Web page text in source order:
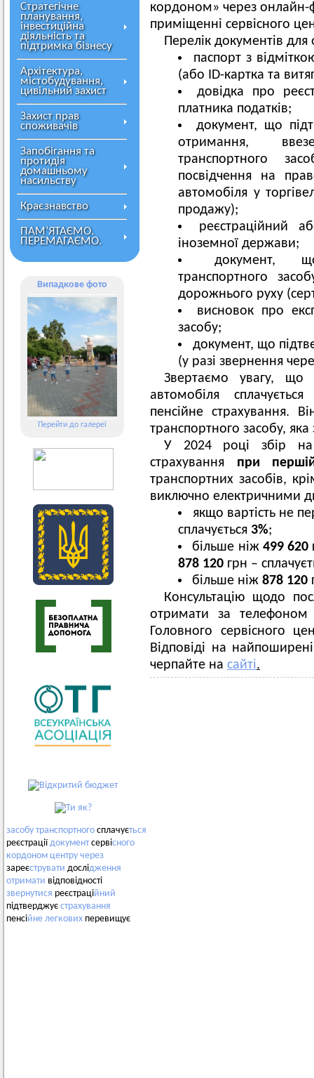
Стратегічне
планування,
інвестиційна
діяльність та
підтримка бізнесу
Архітектура,
містобудування,
цивільний захист
Захист прав
споживачів
Запобігання та
протидія
домашньому
насильству
Краєзнавство
ПАМ’ЯТАЄМО.
ПЕРЕМАГАЄМО.
Випадкове фото
Перейти до галереї
засобу транспортного сплачується
реєстраціїдокументсервісного
кордоном центру через
зареєструвати дослідження
отримати відповідності
звернутися реєстраційний
підтверджує страхування
пенсійне легкових перевищує
кордоном» через онлайн-
приміщенні сервісного
Перелік документів
паспорт з
(або ID-картка та
довідка про
платника податків;
документ, що
отримання,
транспортного
посвідчення на
автомобіля у
продажу);
реєстраційний
іноземної держави;
документ,
транспортного
дорожнього руху
висновок про
засобу;
документ, що
(у разі звернення
Звертаємо увагу, що
автомобіля
пенсійне страхування.
транспортного засобу,
У 2024 році збір на
страхування при
транспортних засобів,
виключно електричними
якщо вартість не
сплачується 3%;
більше ніж 499 620
878 120 грн –
більше ніж878 120
Консультацію щодо
отримати за телефоном
Головного сервісного
Відповіді на
черпайте на сайті.